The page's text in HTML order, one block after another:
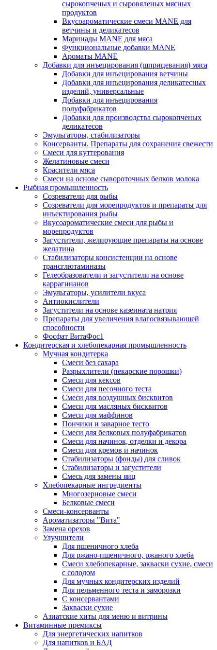
сырокопченых и сыровяленых мясных
продуктов
Вкусоароматические смеси MANE для
ветчины и деликатесов
Маринады MANE для мяса
Функциональные добавки MANE
Ароматы MANE
Добавки для инъецирования (шприцевания) мяса
Добавки для инъецирования ветчины
Добавки для инъецирования деликатесных
изделий, универсальные
Добавки для инъецирования
полуфабрикатов
Добавки для производства сырокопченых
деликатесов
Эмульгаторы, стабилизаторы
Консерванты. Препараты для сохранения свежести
Смеси для куттерования
Желатиновые смеси
Красители мяса
Смеси на основе сывороточных белков молока
Рыбная промышленность
Созреватели для рыбы
Созреватели для морепродуктов и препараты для
инъектирования рыбы
Вкусоароматические смеси для рыбы и
морепродуктов
Загустители, желирующие препараты на основе
желатина
Стабилизаторы консистенции на основе
трансглютаминазы
Гелеобразователи и загустители на основе
каррагинанов
Эмульгаторы, усилители вкуса
Антиокислители
Загустители на основе казеината натрия
Препараты для увеличения влагосвязывающей
способности
Фосфат ВитаФос1
Кондитерская и хлебопекарная промышленность
Мучная кондитерка
Смеси без сахара
Разрыхлители (пекарские порошки)
Смеси для кексов
Смеси для песочного теста
Смеси для воздушных бисквитов
Смеси для масляных бисквитов
Смеси для маффинов
Пончики и заварное тесто
Cмеси для белковых полуфабрикатов
Смеси для начинок, отделки и декора
Смеси для кремов и начинок
Стабилизаторы (фонды) для сливок
Стабилизаторы и загустители
Смесь для замены яиц
Хлебопекарные ингредиенты
Многозерновые смеси
Белковые смеси
Смеси-консерванты
Ароматизаторы "Вита"
Замена орехов
Улучшители
Для пшеничного хлеба
Для ржано-пшеничного, ржаного хлеба
Смеси хлебопекарные, закваски сухие, смеси
с солодом
Для мучных кондитерских изделий
Для пельменного теста и заморозки
С консервантами
Закваски сухие
Азиатские хиты для меню и витрины
Витаминные премиксы
Для энергетических напитков
Для напитков и БАД